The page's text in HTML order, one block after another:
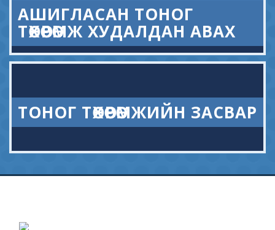
АШИГЛАСАН ТОНОГ
ТӨХӨӨРӨМЖ ХУДАЛДАН АВАХ
ТОНОГ ТӨХӨӨРӨМЖИЙН ЗАСВАР